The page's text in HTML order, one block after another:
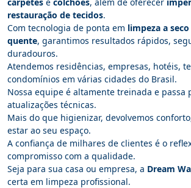
restauração de tecidos.
Com tecnologia de ponta em limpeza a seco
quente, garantimos resultados rápidos,
duradouros.
Atendemos residências, empresas, hotéis,
condomínios em várias cidades do Brasil.
Nossa equipe é altamente treinada e passa
atualizações técnicas.
Mais do que higienizar, devolvemos
estar ao seu espaço.
A confiança de milhares de clientes é o
compromisso com a qualidade.
Seja para sua casa ou empresa, a Dream
certa em limpeza profissional.